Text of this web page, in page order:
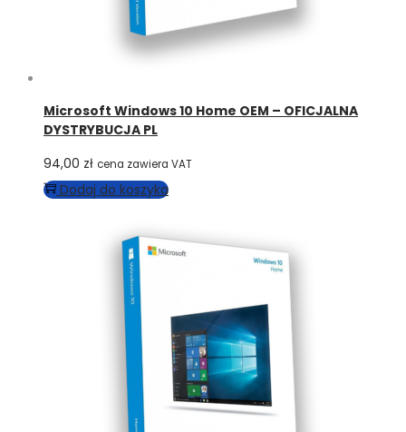
Microsoft Windows 10 Home OEM – OFICJALNA
DYSTRYBUCJA PL
94,00 zł cena zawiera VAT
Dodaj do koszyka